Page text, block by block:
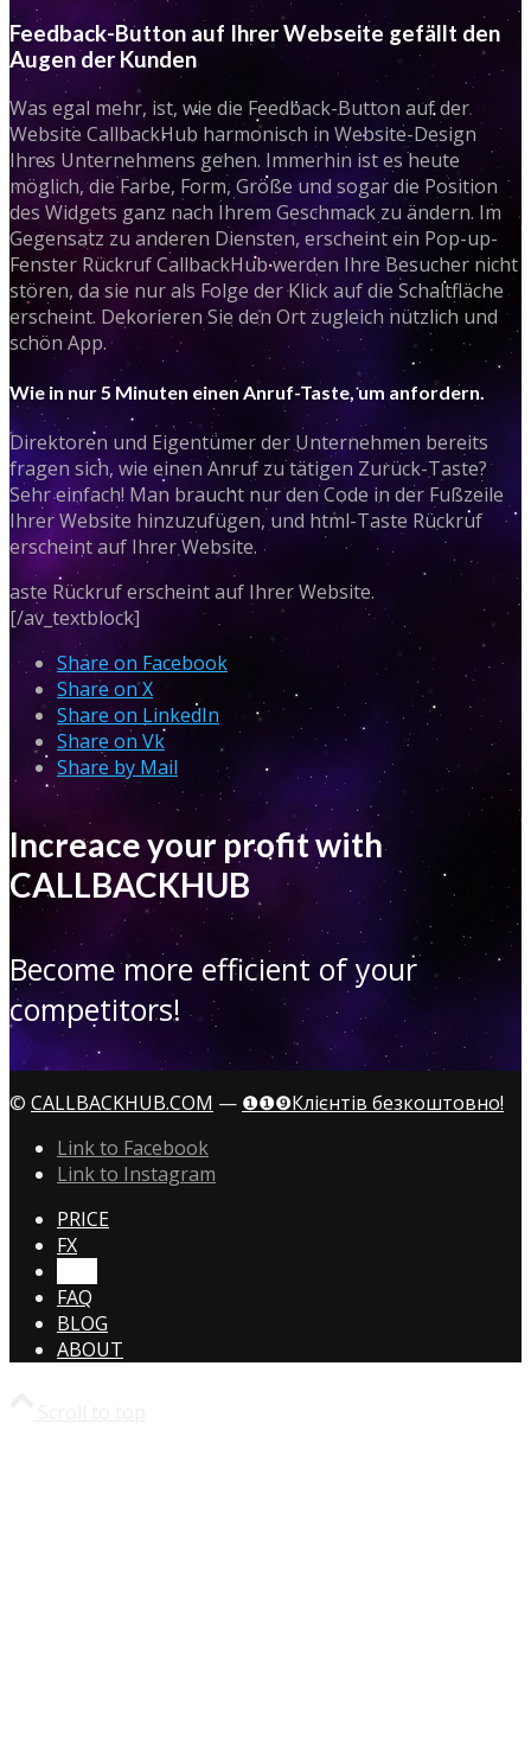
Feedback-Button auf Ihrer Webseite gefällt den
Augen der Kunden
Was egal mehr, ist, wie die Feedback-Button auf der
Website CallbackHub harmonisch in Website-Design
Ihres Unternehmens gehen. Immerhin ist es heute
möglich, die Farbe, Form, Größe und sogar die Position
des Widgets ganz nach Ihrem Geschmack zu ändern. Im
Gegensatz zu anderen Diensten, erscheint ein Pop-up-
Fenster Rückruf CallbackHub werden Ihre Besucher nicht
stören, da sie nur als Folge der Klick auf die Schaltfläche
erscheint. Dekorieren Sie den Ort zugleich nützlich und
schön App.
Wie in nur 5 Minuten einen Anruf-Taste, um anfordern.
Direktoren und Eigentümer der Unternehmen bereits
fragen sich, wie einen Anruf zu tätigen Zurück-Taste?
Sehr einfach! Man braucht nur den Code in der Fußzeile
Ihrer Website hinzuzufügen, und html-Taste Rückruf
erscheint auf Ihrer Website.
aste Rückruf erscheint auf Ihrer Website.
[/av_textblock]
Share on Facebook
Share on X
Share on LinkedIn
Share on Vk
Share by Mail
Increace your profit with
CALLBACKHUB
Become more efficient of your
competitors!
© CALLBACKHUB.COM — ❶❶❾Клієнтів безкоштовно!
Link to Facebook
Link to Instagram
PRICE
FX
FAQ
BLOG
ABOUT